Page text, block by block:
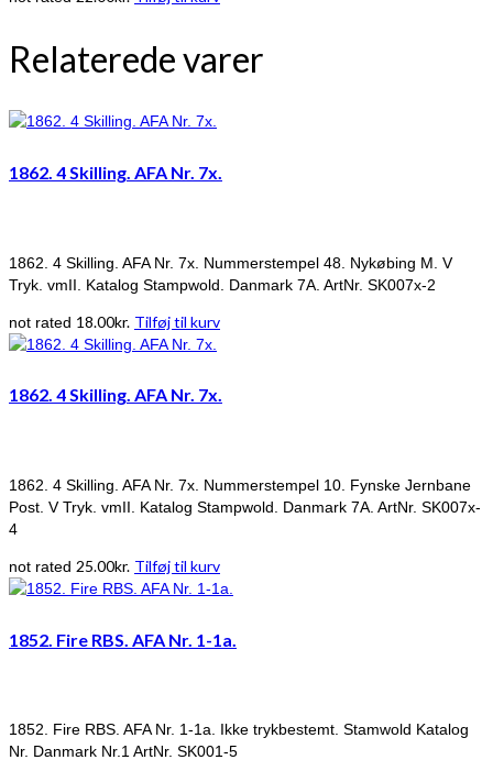
Relaterede varer
1862. 4 Skilling. AFA Nr. 7x.
1862. 4 Skilling. AFA Nr. 7x. Nummerstempel 48. Nykøbing M. V
Tryk. vmII. Katalog Stampwold. Danmark 7A. ArtNr. SK007x-2
not rated 18.00kr. Tilføj til kurv
1862. 4 Skilling. AFA Nr. 7x.
1862. 4 Skilling. AFA Nr. 7x. Nummerstempel 10. Fynske Jernbane
Post. V Tryk. vmII. Katalog Stampwold. Danmark 7A. ArtNr. SK007x-
4
not rated 25.00kr. Tilføj til kurv
1852. Fire RBS. AFA Nr. 1-1a.
1852. Fire RBS. AFA Nr. 1-1a. Ikke trykbestemt. Stamwold Katalog
Nr. Danmark Nr.1 ArtNr. SK001-5